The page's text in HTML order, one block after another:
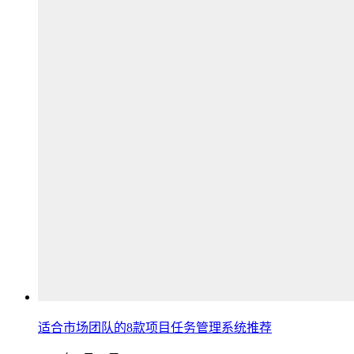
适合市场团队的8款项目任务管理系统推荐